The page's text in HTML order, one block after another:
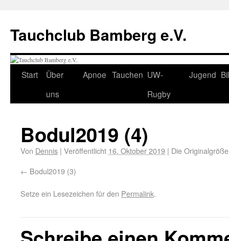
Tauchclub Bamberg e.V.
Start
Über
uns
Apnoe Tauchen UW-
Rugby
Jugend
Bodul2019 (4)
Von Dennis | Veröffentlicht 16. Oktober 2019 | Die
Bodul2019 (3)
Setze ein Lesezeichen für den Permalink.